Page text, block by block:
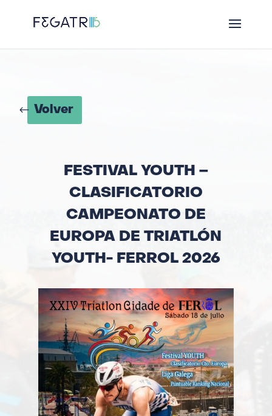
Volver
FESTIVAL YOUTH –
CLASIFICATORIO
CAMPEONATO DE
EUROPA DE TRIATLÓN
YOUTH- FERROL 2026